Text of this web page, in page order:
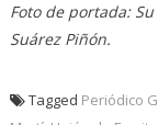
Foto de portada:
Suárez Piñón.
Tagged Periódico